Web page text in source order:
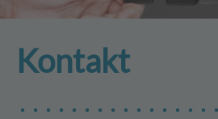
Kontakt